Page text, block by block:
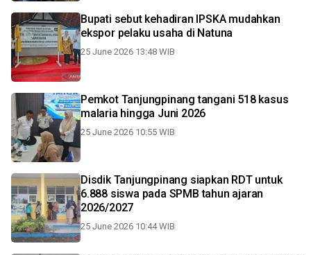
Bupati sebut kehadiran IPSKA mudahkan
ekspor pelaku usaha di Natuna
25 June 2026 13:48 WIB
Pemkot Tanjungpinang tangani 518 kasus
malaria hingga Juni 2026
25 June 2026 10:55 WIB
Disdik Tanjungpinang siapkan RDT untuk
6.888 siswa pada SPMB tahun ajaran
2026/2027
25 June 2026 10:44 WIB